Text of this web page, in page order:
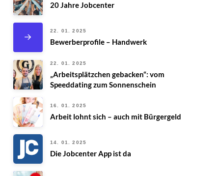
20 Jahre Jobcenter
22. 01. 2025
Bewerberprofile – Handwerk
22. 01. 2025
„Arbeitsplätzchen gebacken“: vom
Speeddating zum Sonnenschein
16. 01. 2025
Arbeit lohnt sich – auch mit Bürgergeld
14. 01. 2025
Die Jobcenter App ist da